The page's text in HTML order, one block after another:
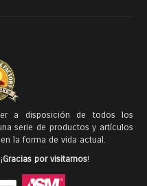
a disposición de todos los
serie de productos y artículos
la forma de vida actual.
Gracias por visitarnos!